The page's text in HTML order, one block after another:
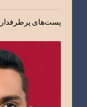
پست‌های پرطرفدار